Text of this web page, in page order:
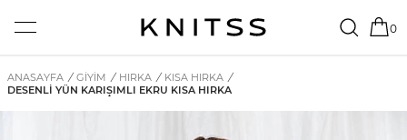
0
ANASAYFA / GİYİM / HIRKA / KISA HIRKA /
DESENLI YÜN KARIŞIMLI EKRU KISA HIRKA